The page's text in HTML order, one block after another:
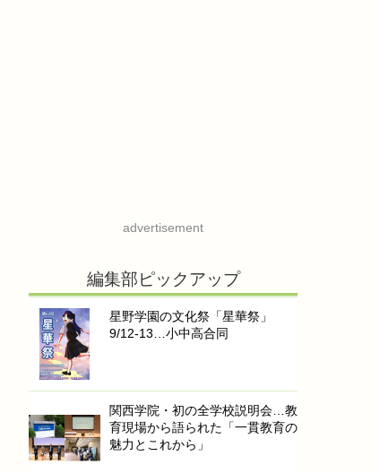
advertisement
編集部ピックアップ
星野学園の文化祭「星華祭」
9/12-13…小中高合同
関西学院・初の全学校説明会…教
育現場から語られた「一貫教育の
魅力とこれから」